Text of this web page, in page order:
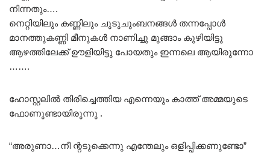
നിന്നതും….
നെറ്റിയിലും കണ്ണിലും ചുടുചുംബനങ്ങൾ തന്നപ്പോൾ
മാനത്തുകണ്ണി മീനുകൾ നാണിച്ചു മുങ്ങാം കുഴിയിട്ടു
ആഴത്തിലേക്ക് ഊളിയിട്ടു പോയതും ഇന്നലെ ആയിരുന്നോ
…….
ഹോസ്റ്റലിൽ തിരിച്ചെത്തിയ എന്നെയും കാത്ത് അമ്മയുടെ
ഫോണുണ്ടായിരുന്നു .
“അരുണാ…നീ ന്റടുക്കെന്നു എന്തേലും ഒളിപ്പിക്കണുണ്ടോ”